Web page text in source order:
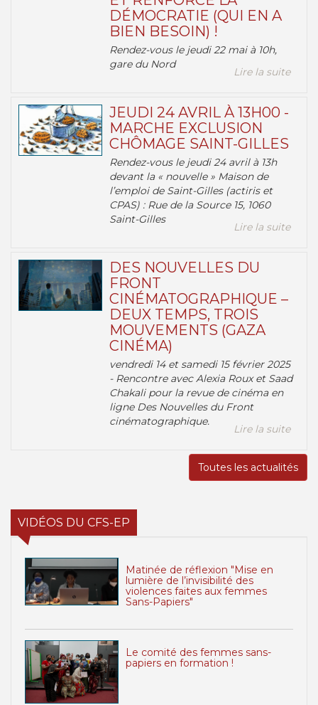
DÉMOCRATIE (QUI EN A
BIEN BESOIN) !
Rendez-vous le jeudi 22 mai à 10h,
gare du Nord
Lire la suite
JEUDI 24 AVRIL À 13H00 -
MARCHE EXCLUSION
CHÔMAGE SAINT-GILLES
Rendez-vous le jeudi 24 avril à 13h
devant la « nouvelle » Maison de
l’emploi de Saint-Gilles (actiris et
CPAS) : Rue de la Source 15, 1060
Saint-Gilles
Lire la suite
DES NOUVELLES DU
FRONT
CINÉMATOGRAPHIQUE –
DEUX TEMPS, TROIS
MOUVEMENTS (GAZA
CINÉMA)
vendredi 14 et samedi 15 février 2025
- Rencontre avec Alexia Roux et Saad
Chakali pour la revue de cinéma en
ligne Des Nouvelles du Front
cinématographique.
Lire la suite
Toutes les actualités
VIDÉOS DU CFS-EP
Matinée de réflexion "Mise en
lumière de l’invisibilité des
violences faites aux femmes
Sans-Papiers"
Le comité des femmes sans-
papiers en formation !